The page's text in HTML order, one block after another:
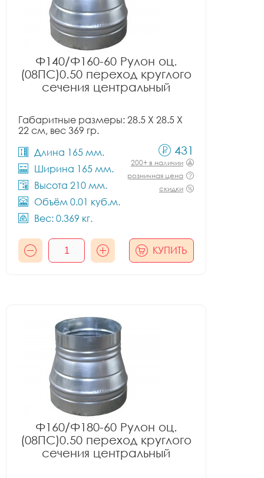
Ф140/Ф160-60 Рулон оц.
(08ПС)0.50 переход круглого
сечения центральный
Габаритные размеры: 28.5 X 28.5 X
22 см, вес 369 гр.
Длина 165 мм.
Ширина 165 мм.
Высота 210 мм.
Объём 0.01 куб.м.
Вес: 0.369 кг.
431
200+ в наличии
розничная цена
скидки
КУПИТЬ
Ф160/Ф180-60 Рулон оц.
(08ПС)0.50 переход круглого
сечения центральный